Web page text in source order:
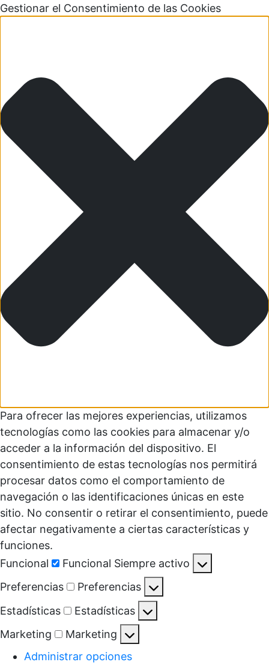
Gestionar el Consentimiento de las Cookies
Para ofrecer las mejores experiencias, utilizamos
tecnologías como las cookies para almacenar y/o
acceder a la información del dispositivo. El
consentimiento de estas tecnologías nos permitirá
procesar datos como el comportamiento de
navegación o las identificaciones únicas en este
sitio. No consentir o retirar el consentimiento, puede
afectar negativamente a ciertas características y
funciones.
Funcional
Funcional Siempre activo
Preferencias
Preferencias
Estadísticas
Estadísticas
Marketing
Marketing
Administrar opciones